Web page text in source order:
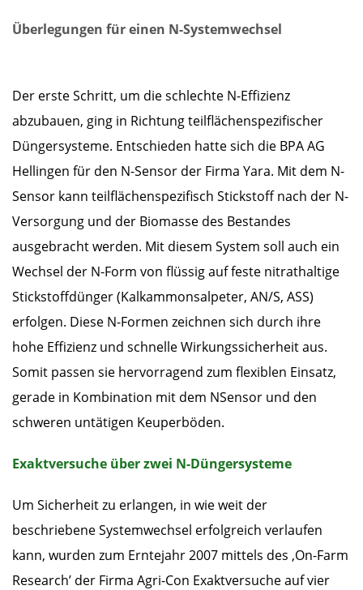
Überlegungen für einen N-Systemwechsel
Der erste Schritt, um die schlechte N-Effizienz
abzubauen, ging in Richtung teilflächenspezifischer
Düngersysteme. Entschieden hatte sich die BPA AG
Hellingen für den N-Sensor der Firma Yara. Mit dem N-
Sensor kann teilflächenspezifisch Stickstoff nach der N-
Versorgung und der Biomasse des Bestandes
ausgebracht werden. Mit diesem System soll auch ein
Wechsel der N-Form von flüssig auf feste nitrathaltige
Stickstoffdünger (Kalkammonsalpeter, AN/S, ASS)
erfolgen. Diese N-Formen zeichnen sich durch ihre
hohe Effizienz und schnelle Wirkungssicherheit aus.
Somit passen sie hervorragend zum flexiblen Einsatz,
gerade in Kombination mit dem NSensor und den
schweren untätigen Keuperböden.
Exaktversuche über zwei N-Düngersysteme
Um Sicherheit zu erlangen, in wie weit der
beschriebene Systemwechsel erfolgreich verlaufen
kann, wurden zum Erntejahr 2007 mittels des ‚On-Farm
Research’ der Firma Agri-Con Exaktversuche auf vier